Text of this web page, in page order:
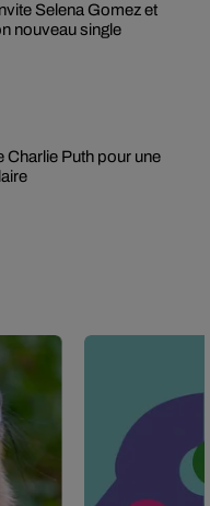
Selena Gomez et
nouveau single
Charlie Puth pour une